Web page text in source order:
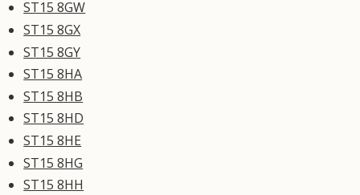
ST15 8GW
ST15 8GX
ST15 8GY
ST15 8HA
ST15 8HB
ST15 8HD
ST15 8HE
ST15 8HG
ST15 8HH